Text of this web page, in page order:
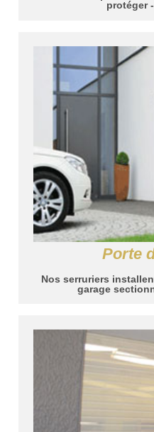
protéger
Porte
Nos serruriers
garage